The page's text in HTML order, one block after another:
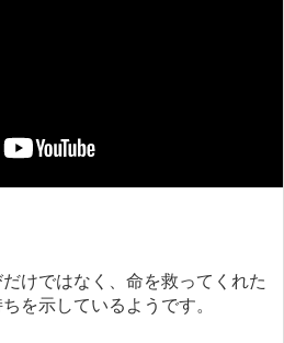
けではなく、命を救ってくれた
を示しているようです。